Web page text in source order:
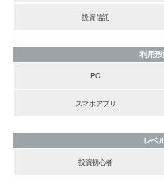
投資信託
利用
PC
スマホアプリ
レベ
投資初心者